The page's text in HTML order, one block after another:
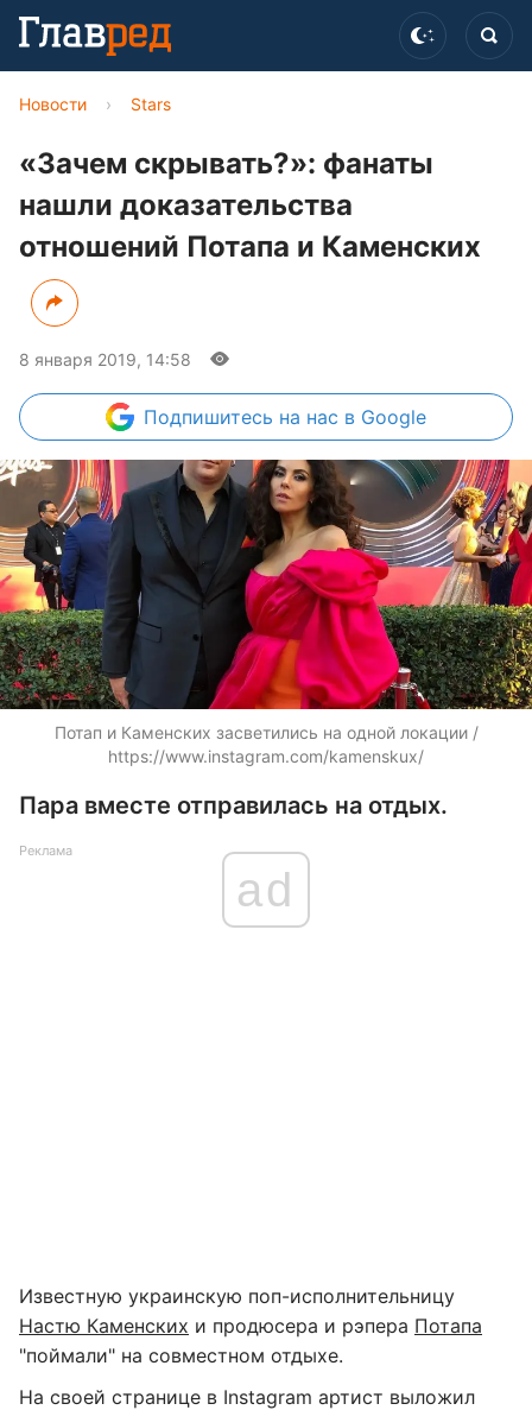
Новости › Stars
«Зачем скрывать?»: фанаты
нашли доказательства
отношений Потапа и Каменских
8 января 2019, 14:58
Подпишитесь на нас в Google
Потап и Каменских засветились на одной локации /
https://www.instagram.com/kamenskux/
Пара вместе отправилась на отдых.
Реклама
ad
Известную украинскую поп-исполнительницу
Настю Каменских и продюсера и рэпера Потапа
"поймали" на совместном отдыхе.
На своей странице в Instagram артист выложил